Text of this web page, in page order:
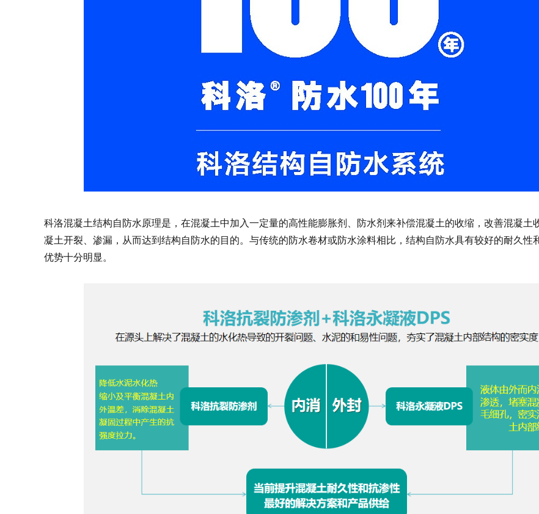
科洛混凝土结构自防水原理是，在混凝土中加入一定量的高性能膨胀剂、防水剂来补偿混凝土的收缩，改善混凝土
凝土开裂、渗漏，从而达到结构自防水的目的。与传统的防水卷材或防水涂料相比，结构自防水具有较好的耐久性
优势十分明显。